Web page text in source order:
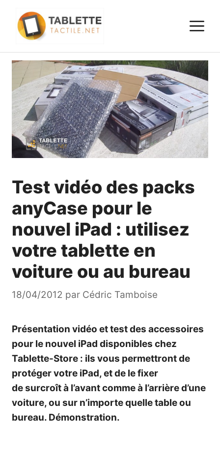
contenu
Test vidéo des packs
anyCase pour le
nouvel iPad : utilisez
votre tablette en
voiture ou au bureau
18/04/2012 par Cédric Tamboise
Présentation vidéo et test des accessoires
pour le nouvel iPad disponibles chez
Tablette-Store : ils vous permettront de
protéger votre iPad, et de le fixer
de surcroît à l’avant comme à l’arrière d’une
voiture, ou sur n’importe quelle table ou
bureau. Démonstration.